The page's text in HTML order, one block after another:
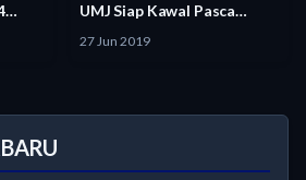
UMJ Siap Kawal Pasca…
27 Jun 2019